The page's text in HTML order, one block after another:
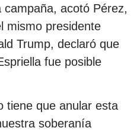
acotó Pérez,
mismo presidente
Trump, declaró que
fue posible
tiene que anular esta
soberanía